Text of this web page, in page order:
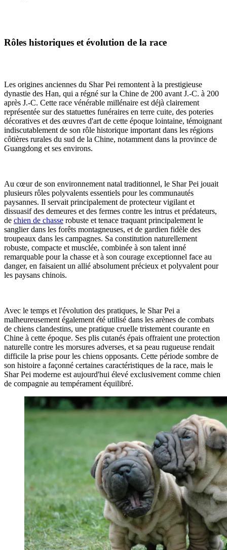
Rôles historiques et évolution de la race
Les origines anciennes du Shar Pei remontent à la prestigieuse
dynastie des Han, qui a régné sur la Chine de 200 avant J.-C. à 200
après J.-C. Cette race vénérable millénaire est déjà clairement
représentée sur des statuettes funéraires en terre cuite, des poteries
décoratives et des œuvres d'art de cette époque lointaine, témoignant
indiscutablement de son rôle historique important dans les régions
côtières rurales du sud de la Chine, notamment dans la province de
Guangdong et ses environs.
Au cœur de son environnement natal traditionnel, le Shar Pei jouait
plusieurs rôles polyvalents essentiels pour les communautés
paysannes. Il servait principalement de protecteur vigilant et
dissuasif des demeures et des fermes contre les intrus et prédateurs,
de chien de chasse robuste et tenace traquant principalement le
sanglier dans les forêts montagneuses, et de gardien fidèle des
troupeaux dans les campagnes. Sa constitution naturellement
robuste, compacte et musclée, combinée à son talent inné
remarquable pour la chasse et à son courage exceptionnel face au
danger, en faisaient un allié absolument précieux et polyvalent pour
les paysans chinois.
Avec le temps et l'évolution des pratiques, le Shar Pei a
malheureusement également été utilisé dans les arènes de combats
de chiens clandestins, une pratique cruelle tristement courante en
Chine à cette époque. Ses plis cutanés épais offraient une protection
naturelle contre les morsures adverses, et sa peau rugueuse rendait
difficile la prise pour les chiens opposants. Cette période sombre de
son histoire a façonné certaines caractéristiques de la race, mais le
Shar Pei moderne est aujourd'hui élevé exclusivement comme chien
de compagnie au tempérament équilibré.